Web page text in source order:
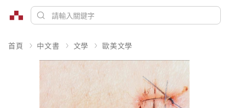
首頁 中文書 文學 歐美文學